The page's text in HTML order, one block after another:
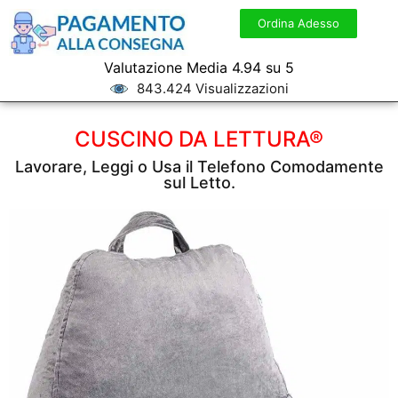
Ordina Adesso
Valutazione Media 4.94 su 5
843.424 Visualizzazioni
CUSCINO DA LETTURA®
Lavorare, Leggi o Usa il Telefono Comodamente
sul Letto.